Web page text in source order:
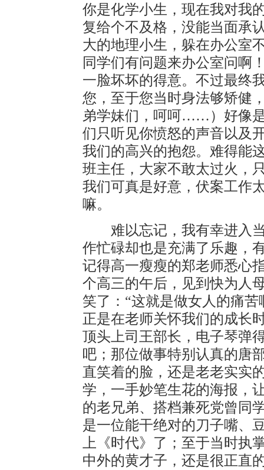
你是化学小生，现在我对我
复给个不及格，没能当面承
大的地理小生，躲在办公室
同学们有问题来办公室问啊
一脸坏坏的得意。不过最终
您，至于您当时身法够矫健
弟学妹们，呵呵……）好像
们只听见你愤怒的声音以及
我们的高兴的抱怨。难得能
班主任，大家不敢太过火，
我们可真是好意，伏案工作
嘛。
难以忘记，我有幸进入当
作忙碌却也是充满了乐趣，
记得高一瘦瘦的郑老师悉心
个高三的午后，见到快为人
笑了：“这就是做女人的痛
正是在老师关怀我们的成长
顶头上司王部长，电子琴弹
吧；那位做事特别认真的唐
直笑着的脸，还是老老实实
学，一手妙笔生花的海报，
的老兄弟、搭档兼死党曾同
是一位能干绝对的刀子嘴、
上《时代》了；至于当时执
中外的黄才子，还是很正直